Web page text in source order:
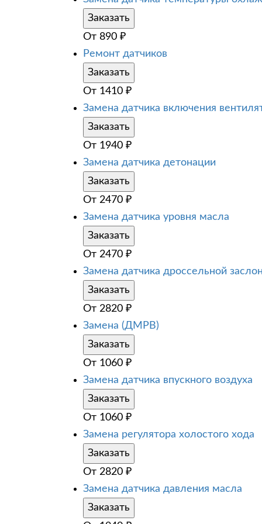
Заказать
От 890 ₽
Ремонт датчиков
Заказать
От 1410 ₽
Замена датчика включения
Заказать
От 1940 ₽
Замена датчика детонации
Заказать
От 2470 ₽
Замена датчика уровня масла
Заказать
От 2470 ₽
Замена датчика дроссельной
Заказать
От 2820 ₽
Замена (ДМРВ)
Заказать
От 1060 ₽
Замена датчика впускного воздуха
Заказать
От 1060 ₽
Замена регулятора холостого хода
Заказать
От 2820 ₽
Замена датчика давления масла
Заказать